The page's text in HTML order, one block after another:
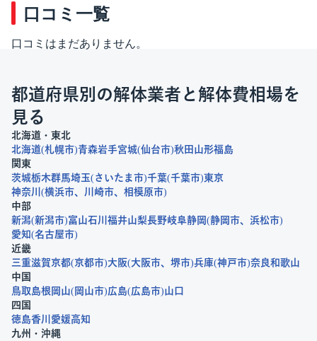
口コミ一覧
口コミはまだありません。
都道府県別の解体業者と解体費相場を
見る
北海道・東北
北海道 札幌市 青森岩手宮城 仙台市 秋田 山形福島
関東
茨城栃木群馬埼玉 さいたま市 千葉 千葉市 東京
神奈川
横浜市 川崎市
相模原市
中部
新潟 新潟市 富山石川 福井山梨長野岐阜静岡 静岡市
浜松市
愛知 名古屋市
近畿
三重滋賀京都 京都市 大阪 大阪市 堺市 兵庫 神戸市 奈良和歌山
中国
鳥取 島根 岡山 岡山市 広島 広島市 山口
四国
徳島香川 愛媛高知
九州・沖縄